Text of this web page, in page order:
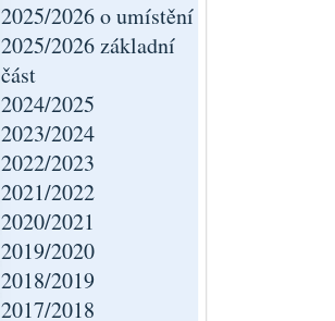
2025/2026 o umístění
2025/2026 základní
část
2024/2025
2023/2024
2022/2023
2021/2022
2020/2021
2019/2020
2018/2019
2017/2018